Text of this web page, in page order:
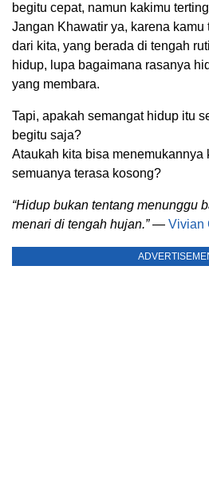
begitu cepat, namun kakimu
Jangan Khawatir ya, karena
dari kita, yang berada di tengah
hidup, lupa bagaimana rasanya
yang membara.
Tapi, apakah semangat hidup itu
begitu saja?
Ataukah kita bisa menemukannya
semuanya terasa kosong?
“Hidup bukan tentang menunggu
menari di tengah hujan.”— Vivian